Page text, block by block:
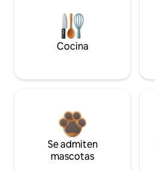
Cocina
Se admiten
mascotas